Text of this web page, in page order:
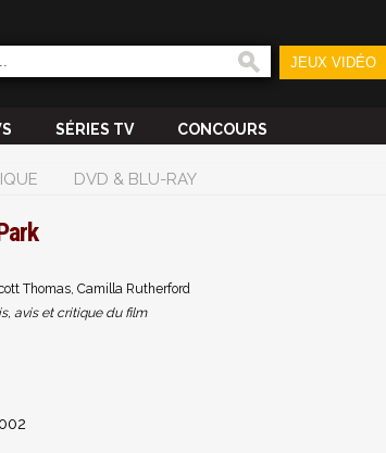
JEUX VIDÉO
SÉRIES TV CONCOURS
DVD & BLU-RAY
Thomas, Camilla Rutherford
avis et critique du film